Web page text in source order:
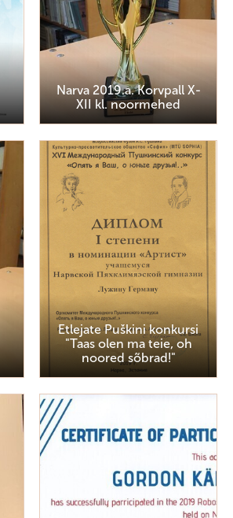
Narva 2019.a. Korvpall X-
XII kl. noormehed
Etlejate Puškini konkursi
"Taas olen ma teie, oh
noored sõbrad!"